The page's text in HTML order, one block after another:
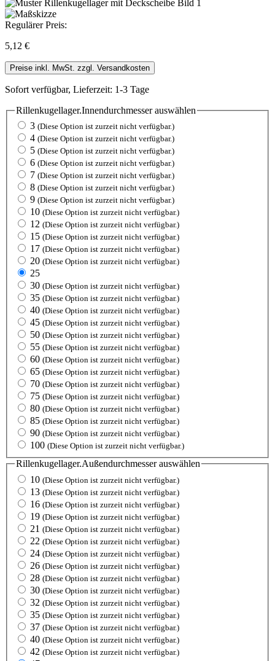
Regulärer Preis:
5,12 €
Preise inkl. MwSt. zzgl. Versandkosten
Sofort verfügbar, Lieferzeit: 1-3 Tage
Rillenkugellager.Innendurchmesserauswählen
3 (Diese Option ist zurzeit nicht verfügbar.)
4 (Diese Option ist zurzeit nicht verfügbar.)
5 (Diese Option ist zurzeit nicht verfügbar.)
6 (Diese Option ist zurzeit nicht verfügbar.)
7 (Diese Option ist zurzeit nicht verfügbar.)
8 (Diese Option ist zurzeit nicht verfügbar.)
9 (Diese Option ist zurzeit nicht verfügbar.)
10 (Diese Option ist zurzeit nicht verfügbar.)
12 (Diese Option ist zurzeit nicht verfügbar.)
15 (Diese Option ist zurzeit nicht verfügbar.)
17 (Diese Option ist zurzeit nicht verfügbar.)
20 (Diese Option ist zurzeit nicht verfügbar.)
25
30 (Diese Option ist zurzeit nicht verfügbar.)
35 (Diese Option ist zurzeit nicht verfügbar.)
40 (Diese Option ist zurzeit nicht verfügbar.)
45 (Diese Option ist zurzeit nicht verfügbar.)
50 (Diese Option ist zurzeit nicht verfügbar.)
55 (Diese Option ist zurzeit nicht verfügbar.)
60 (Diese Option ist zurzeit nicht verfügbar.)
65 (Diese Option ist zurzeit nicht verfügbar.)
70 (Diese Option ist zurzeit nicht verfügbar.)
75 (Diese Option ist zurzeit nicht verfügbar.)
80 (Diese Option ist zurzeit nicht verfügbar.)
85 (Diese Option ist zurzeit nicht verfügbar.)
90 (Diese Option ist zurzeit nicht verfügbar.)
100 (Diese Option ist zurzeit nicht verfügbar.)
Rillenkugellager.Außendurchmesserauswählen
10 (Diese Option ist zurzeit nicht verfügbar.)
13 (Diese Option ist zurzeit nicht verfügbar.)
16 (Diese Option ist zurzeit nicht verfügbar.)
19 (Diese Option ist zurzeit nicht verfügbar.)
21 (Diese Option ist zurzeit nicht verfügbar.)
22 (Diese Option ist zurzeit nicht verfügbar.)
24 (Diese Option ist zurzeit nicht verfügbar.)
26 (Diese Option ist zurzeit nicht verfügbar.)
28 (Diese Option ist zurzeit nicht verfügbar.)
30 (Diese Option ist zurzeit nicht verfügbar.)
32 (Diese Option ist zurzeit nicht verfügbar.)
35 (Diese Option ist zurzeit nicht verfügbar.)
37 (Diese Option ist zurzeit nicht verfügbar.)
40 (Diese Option ist zurzeit nicht verfügbar.)
42 (Diese Option ist zurzeit nicht verfügbar.)